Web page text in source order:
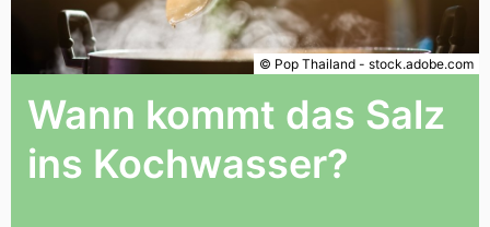
Wann kommt das Salz
ins Kochwasser?
© Pop Thailand - stock.adobe.com